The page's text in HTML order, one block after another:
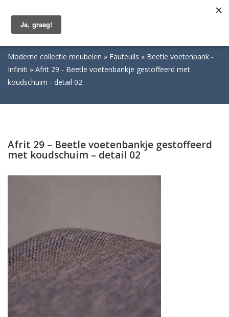
Moderne collectie meubelen Fauteuils
Beetle voetenbank -
Infiniti
Afrit 29 - Beetle voetenbankje gestoffeerd met
koudschuim - detail 02
Afrit 29 – Beetle voetenbankje gestoffeerd
met koudschuim – detail 02